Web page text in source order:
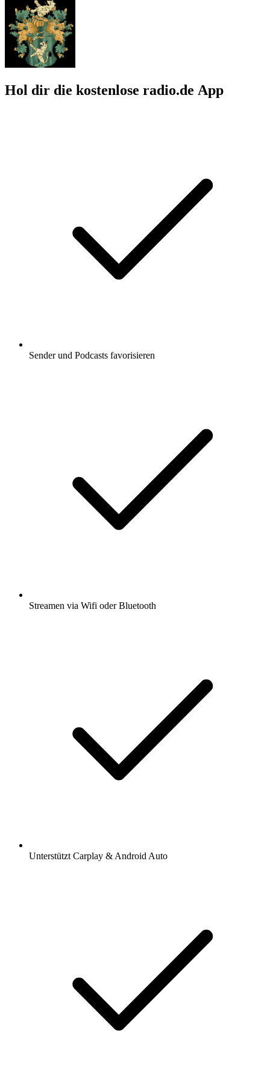
Hol dir die kostenlose radio.de App
Sender und Podcasts favorisieren
Streamen via Wifi oder Bluetooth
Unterstützt Carplay & Android Auto